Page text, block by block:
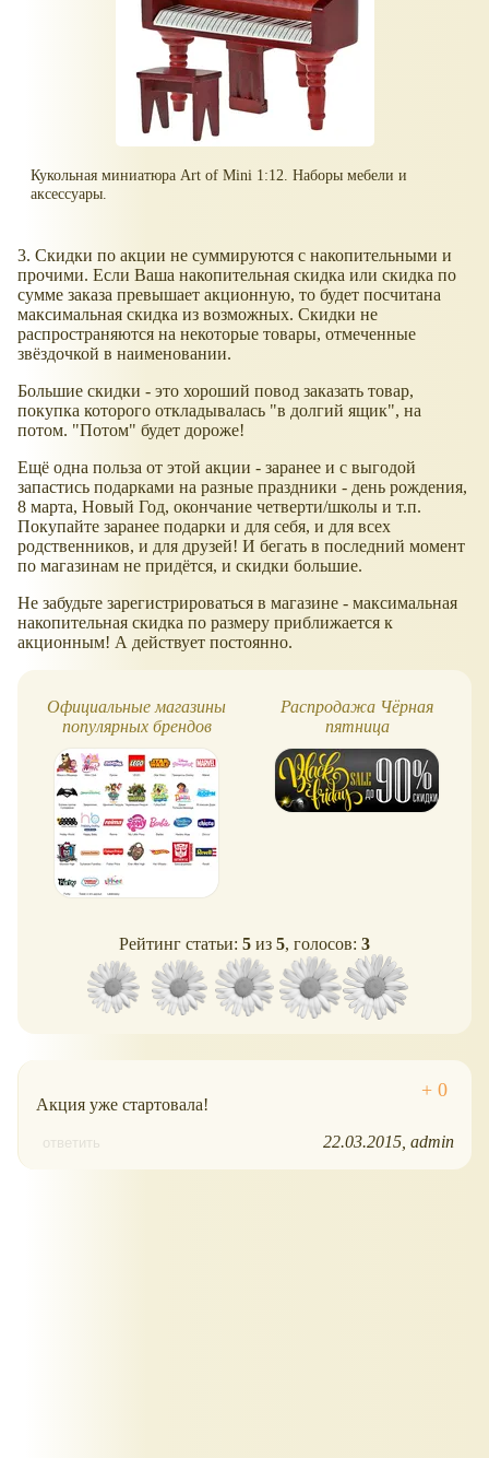
Кукольная миниатюра Art of Mini 1:12. Наборы мебели и
аксессуары.
3. Скидки по акции не суммируются с накопительными и
прочими. Если Ваша накопительная скидка или скидка по
сумме заказа превышает акционную, то будет посчитана
максимальная скидка из возможных. Скидки не
распространяются на некоторые товары, отмеченные
звёздочкой в наименовании.
Большие скидки - это хороший повод заказать товар,
покупка которого откладывалась "в долгий ящик", на
потом. "Потом" будет дороже!
Ещё одна польза от этой акции - заранее и с выгодой
запастись подарками на разные праздники - день рождения,
8 марта, Новый Год, окончание четверти/школы и т.п.
Покупайте заранее подарки и для себя, и для всех
родственников, и для друзей! И бегать в последний момент
по магазинам не придётся, и скидки большие.
Не забудьте зарегистрироваться в магазине - максимальная
накопительная скидка по размеру приближается к
акционным! А действует постоянно.
Официальные магазины
популярных брендов
Распродажа Чёрная
пятница
Рейтинг статьи: 5 из 5, голосов: 3
Акция уже стартовала!
ответить 22.03.2015 admin